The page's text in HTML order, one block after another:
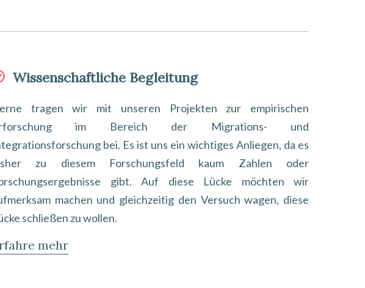
Wissenschaftliche Begleitung
tragen wir mit unseren Projekten zur empirischen
im Bereich der Migrations- und
bei. Es ist uns ein wichtiges Anliegen, da es
zu diesem Forschungsfeld kaum Zahlen oder
gibt. Auf diese Lücke möchten wir
machen und gleichzeitig den Versuch wagen, diese
schließen zu wollen.
mehr